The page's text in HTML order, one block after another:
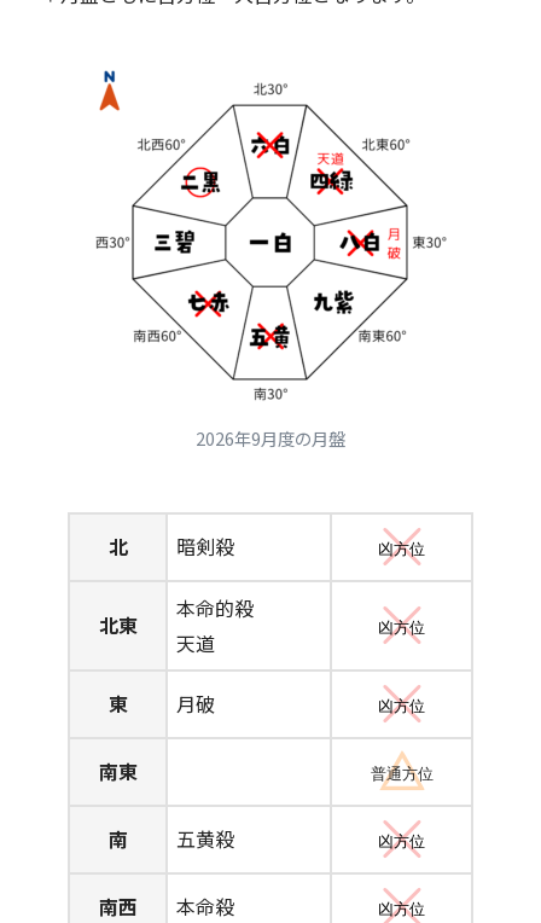
2026年9月度の月盤
北 暗剣殺 凶方位
北東
本命的殺
天道
凶方位
東 月破 凶方位
南東 普通方位
南 五黄殺 凶方位
南西 本命殺 凶方位